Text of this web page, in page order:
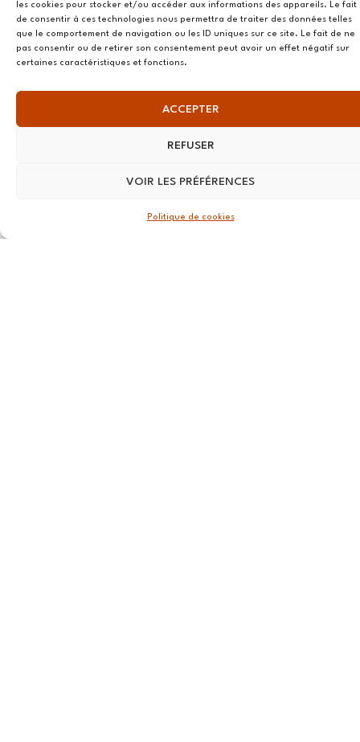
les cookies pour stocker et/ou accéder aux informations des appareils. Le fait
de consentir à ces technologies nous permettra de traiter des données telles
que le comportement de navigation ou les ID uniques sur ce site. Le fait de ne
pas consentir ou de retirer son consentement peut avoir un effet négatif sur
certaines caractéristiques et fonctions.
ACCEPTER
REFUSER
VOIR LES PRÉFÉRENCES
Politique de cookies
39 RUE du
Douët Neuf
56270
Ploemeur
13 RUE